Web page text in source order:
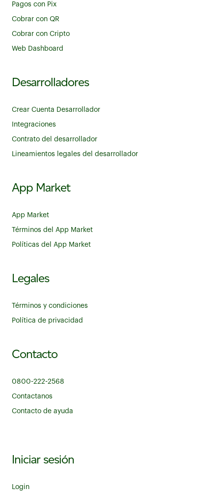
Pagos con Pix
Cobrar con QR
Cobrar con Cripto
Web Dashboard
Desarrolladores
Crear Cuenta Desarrollador
Integraciones
Contrato del desarrollador
Lineamientos legales del desarrollador
App Market
App Market
Términos del App Market
Políticas del App Market
Legales
Términos y condiciones
Política de privacidad
Contacto
0800-222-2568
Contactanos
Contacto de ayuda
Iniciar sesión
Login